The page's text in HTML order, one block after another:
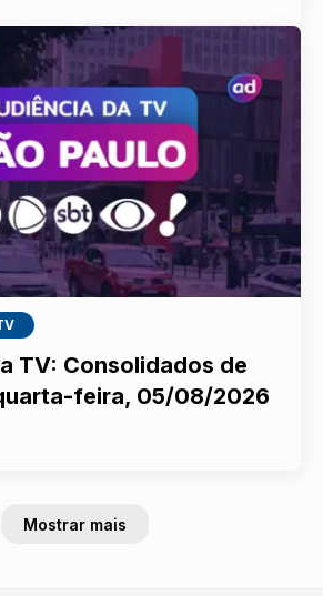
TV: Consolidados de
feira, 05/08/2026
Mostrar mais